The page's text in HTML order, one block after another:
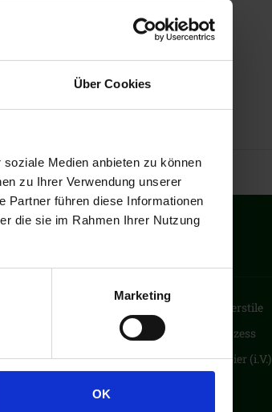
Über Cookies
Medien anbieten zu können
zu Ihrer Verwendung unserer
Partner führen diese Informationen
die sie im Rahmen Ihrer Nutzung
Marketing
OK
Poster: Deutsche Bierstile
Poster: Der Brauprozess
Poster: Trappistenbier (i.V.)